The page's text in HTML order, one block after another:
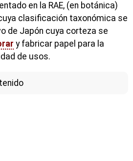
en la RAE, (en botánica)
clasificación taxonómica se
de Japón cuya corteza se
y fabricar papel para la
de usos.